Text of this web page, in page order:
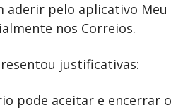
aderir pelo aplicativo Meu
nos Correios.
justificativas:
pode aceitar e encerrar o